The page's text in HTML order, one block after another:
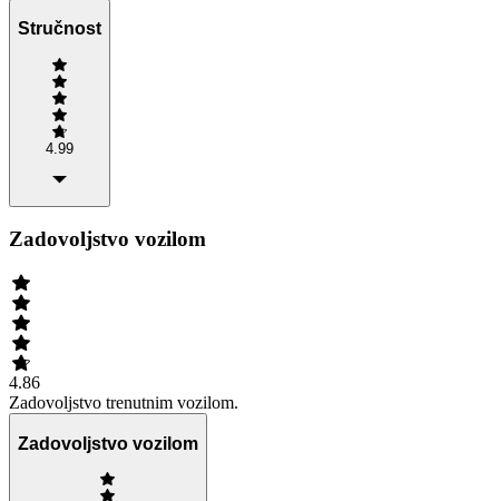
Stručnost
4.99
Zadovoljstvo vozilom
4.86
Zadovoljstvo trenutnim vozilom.
Zadovoljstvo vozilom